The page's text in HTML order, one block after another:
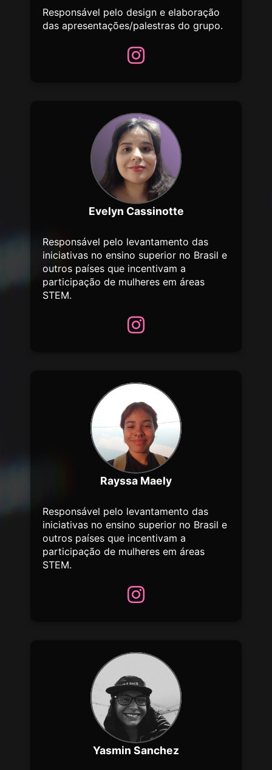
Responsável pelo design e elaboração
das apresentações/palestras do grupo.
Evelyn Cassinotte
Responsável pelo levantamento das
iniciativas no ensino superior no Brasil e
outros países que incentivam a
participação de mulheres em áreas
STEM.
Rayssa Maely
Responsável pelo levantamento das
iniciativas no ensino superior no Brasil e
outros países que incentivam a
participação de mulheres em áreas
STEM.
Yasmin Sanchez